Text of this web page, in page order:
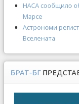
НАСА сообщило
Марсе
Астрономи
Вселената
БРАТ-БГ